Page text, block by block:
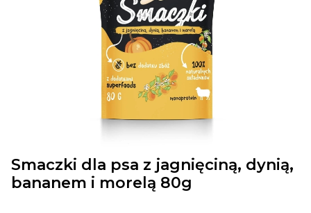
Smaczki dla psa z jagnięciną, dynią,
bananem i morelą 80g